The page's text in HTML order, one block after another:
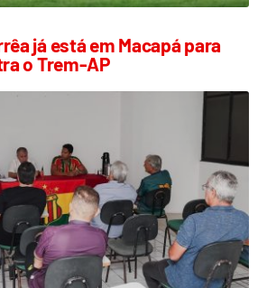
já está em Macapá para
o Trem-AP